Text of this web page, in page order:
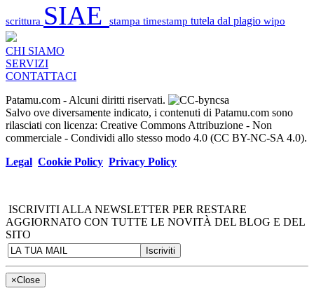
scrittura SIAE stampa timestamp tutela dal plagio wipo
CHI SIAMO
SERVIZI
CONTATTACI
Patamu.com - Alcuni diritti riservati.
Salvo ove diversamente indicato, i contenuti di Patamu.com sono
rilasciati con licenza: Creative Commons Attribuzione - Non
commerciale - Condividi allo stesso modo 4.0 (CC BY-NC-SA 4.0).
Legal Cookie Policy Privacy Policy
ISCRIVITI ALLA NEWSLETTER PER RESTARE
AGGIORNATO CON TUTTE LE NOVITÀ DEL BLOG E DEL
SITO
×Close